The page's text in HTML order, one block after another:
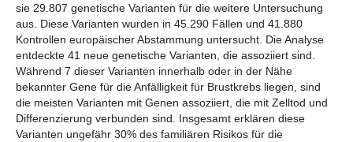
sie 29.807 genetische Varianten für die weitere Untersuchung
aus. Diese Varianten wurden in 45.290 Fällen und 41.880
Kontrollen europäischer Abstammung untersucht. Die Analyse
entdeckte 41 neue genetische Varianten, die assoziiert sind.
Während 7 dieser Varianten innerhalb oder in der Nähe
bekannter Gene für die Anfälligkeit für Brustkrebs liegen, sind
die meisten Varianten mit Genen assoziiert, die mit Zelltod und
Differenzierung verbunden sind. Insgesamt erklären diese
Varianten ungefähr 30% des familiären Risikos für die